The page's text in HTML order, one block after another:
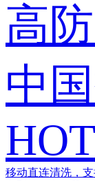
高
中
HOT
移动直连清洗，